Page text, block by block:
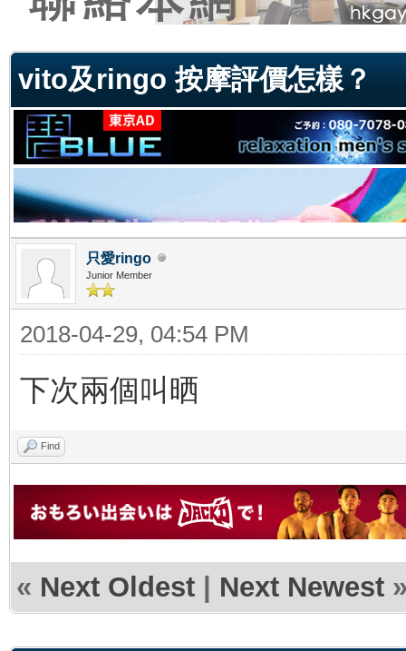
vito及ringo 按摩評價怎樣？
只愛ringo
Junior Member
2018-04-29, 04:54 PM
下次兩個叫晒
Find
« Next Oldest | Next Newest